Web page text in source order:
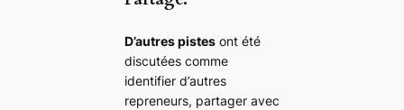
D’autres pistesont été
discutées comme
identifier d’autres
repreneurs, partager avec